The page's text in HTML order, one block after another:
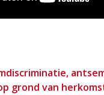
grond van